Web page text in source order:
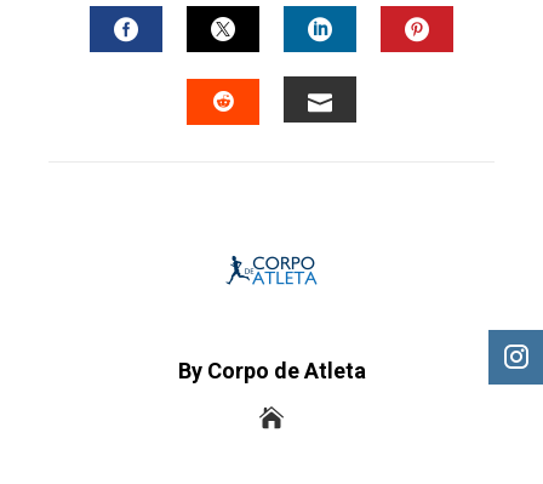
FACEBOOKTWITTERLINKEDIN
By Corpo de Atleta